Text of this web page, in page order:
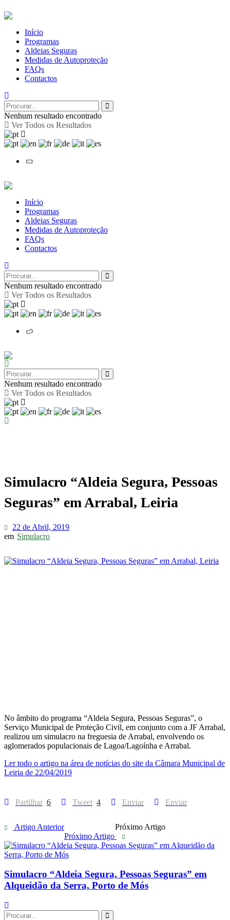
Início
Programas
Aldeias Seguras
Medidas de Autoproteção
FAQs
Contactos
Nenhum resultado encontrado
Ver Todos os Resultados
Início
Programas
Aldeias Seguras
Medidas de Autoproteção
FAQs
Contactos
Nenhum resultado encontrado
Ver Todos os Resultados
Nenhum resultado encontrado
Ver Todos os Resultados
Simulacro “Aldeia Segura, Pessoas
Seguras” em Arrabal, Leiria
22 de Abril, 2019
em Simulacro
No âmbito do programa “Aldeia Segura, Pessoas Seguras”, o
Serviço Municipal de Proteção Civil, em conjunto com a JF Arrabal,
realizou um simulacro na freguesia de Arrabal, envolvendo os
aglomerados populacionais de Lagoa/Lagoínha e Arrabal.
Ler todo o artigo na área de notícias do site da Câmara Municipal de
Leiria de 22/04/2019
Partilhar 6 Tweet 4 Enviar Enviar
Artigo Anterior
Próximo Artigo
Próximo Artigo
Simulacro “Aldeia Segura, Pessoas Seguras” em
Alqueidão da Serra, Porto de Mós